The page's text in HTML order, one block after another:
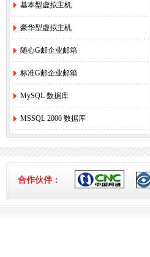
赛友在线
2022年08月26日
2. 关于《全面实行域名实名制》的紧急通
3.关于.com价格调整的通知
3-24]
香港服务器机房线路升级维护通知
11-27]
6.国际域名(.COM)续费价格调整通知 [2019-
8-21]
7.香港独享服务器71网站迁移通知！ [2018-
3-16]
基本型虚拟主机
豪华型虚拟主机
随心G邮企业邮箱
标准G邮企业邮箱
MySQL 数据库
MSSQL 2000 数据库
合作伙伴：